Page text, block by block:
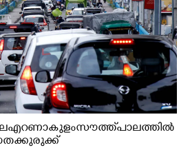
എറണാകുളം സൗത്ത് പാലത്തിൽ